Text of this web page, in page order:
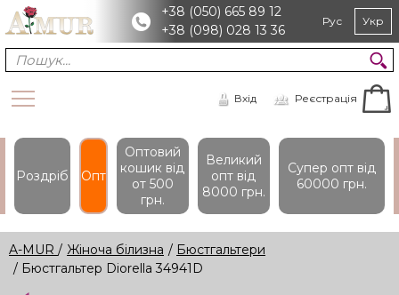
+38 (050) 665 89 12
+38 (098) 028 13 36
Рус Укр
Вхід Реєстрація
Роздріб Опт
Оптовий
кошик вiд
от 500
грн.
Великий
опт вiд
8000 грн.
Супер опт вiд
60000 грн.
A-MUR / Жіноча білизна / Бюстгальтери
/ Бюстгальтер Diorella 34941D